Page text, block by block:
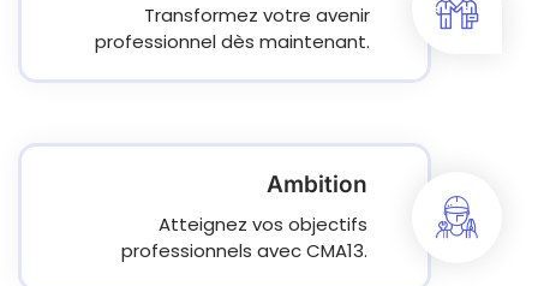
Transformez votre avenir
professionnel dès maintenant.
Ambition
Atteignez vos objectifs
professionnels avec CMA13.